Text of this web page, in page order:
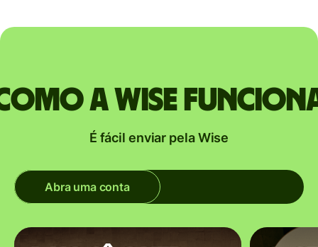
a Wise
É fácil enviar pela Wise
Abra uma conta